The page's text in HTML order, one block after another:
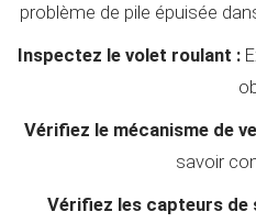
problème de pile épuisée
Inspectez le volet roulant :
Vérifiez le mécanisme de
savoir
Vérifiez les capteurs de